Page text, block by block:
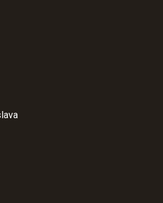
- pH/temperature